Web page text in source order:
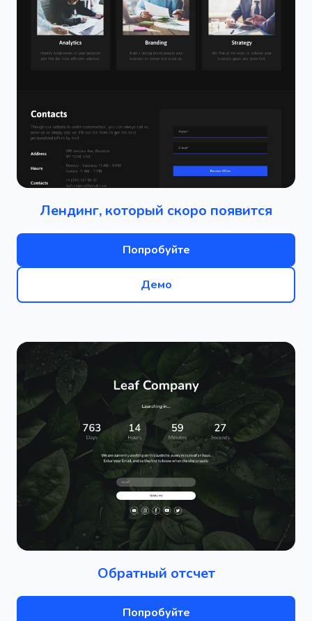
Лендинг, который скоро появится
Попробуйте
Демо
Обратный отсчет
Попробуйте